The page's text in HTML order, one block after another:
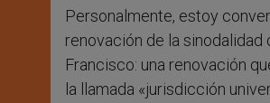
Personalmente, estoy
renovación de la
Francisco: una renovación
la llamada «jurisdicción